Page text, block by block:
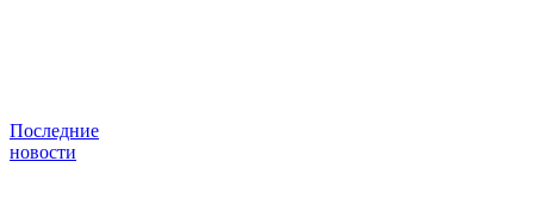
Последние
новости